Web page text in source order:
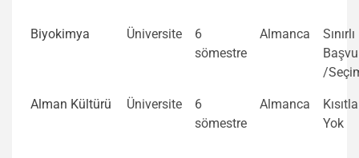
Biyokimya Üniversite
6
sömestre
Almanca
Sınırlı
/
Alman Kültürü Üniversite
6
sömestre
Almanca
Yok